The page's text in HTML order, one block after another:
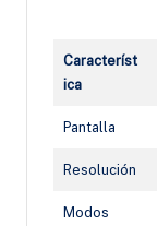
Característ
ica
Pantalla
Resolución
Modos